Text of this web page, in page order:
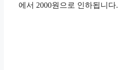
에서 2000원으로 인하됩니다.